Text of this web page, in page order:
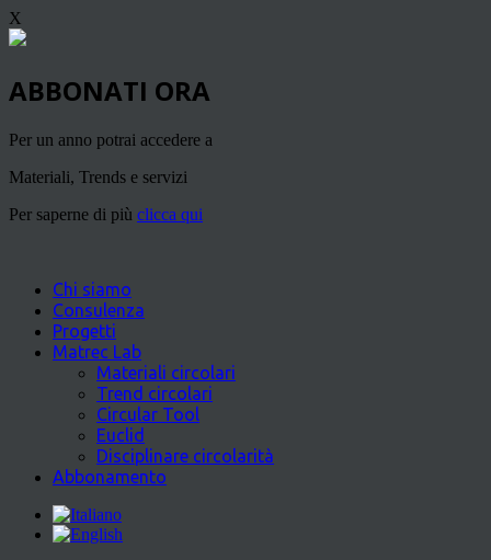
X
ABBONATI ORA
Per un anno potrai accedere a
Materiali, Trends e servizi
Per saperne di più clicca qui
Chi siamo
Consulenza
Progetti
Matrec Lab
Materiali circolari
Trend circolari
Circular Tool
Euclid
Disciplinare circolarità
Abbonamento